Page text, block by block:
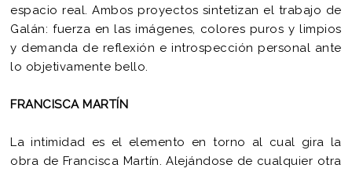
espacio real. Ambos proyectos sintetizan el trabajo de
Galán: fuerza en las imágenes, colores puros y limpios
y demanda de reflexión e introspección personal ante
lo objetivamente bello.
FRANCISCA MARTÍN
La intimidad es el elemento en torno al cual gira la
obra de Francisca Martín. Alejándose de cualquier otra